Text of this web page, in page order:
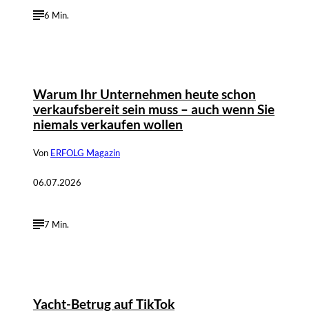
6 Min.
Warum Ihr Unternehmen heute schon
verkaufsbereit sein muss – auch wenn Sie
niemals verkaufen wollen
Von ERFOLG Magazin
06.07.2026
7 Min.
Yacht-Betrug auf TikTok